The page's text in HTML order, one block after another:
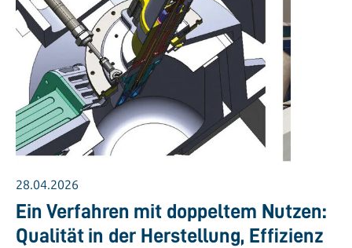
28.04.2026
Ein Verfahren mit doppeltem Nutzen:
Qualität in der Herstellung, Effizienz